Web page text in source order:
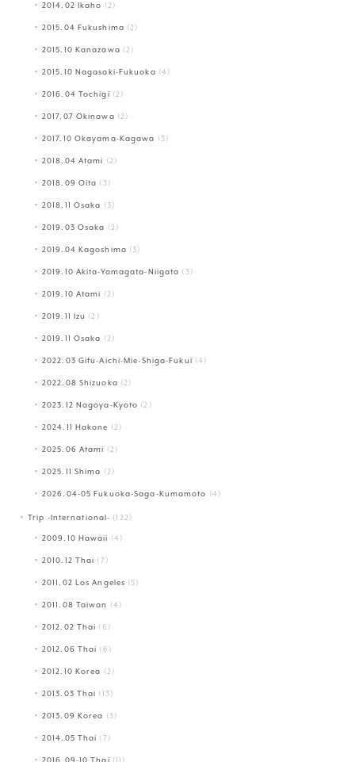
2014.02 Ikaho (2)
2015.04 Fukushima (2)
2015.10 Kanazawa (2)
2015.10 Nagasaki-Fukuoka (4)
2016.04 Tochigi (2)
2017.07 Okinawa (2)
2017.10 Okayama-Kagawa (3)
2018.04 Atami (2)
2018.09 Oita (3)
2018.11 Osaka (3)
2019.03 Osaka (2)
2019.04 Kagoshima (3)
2019.10 Akita-Yamagata-Niigata (3)
2019.10 Atami (2)
2019.11 Izu (2)
2019.11 Osaka (2)
2022.03 Gifu-Aichi-Mie-Shiga-Fukui (4)
2022.08 Shizuoka (2)
2023.12 Nagoya-Kyoto (2)
2024.11 Hakone (2)
2025.06 Atami (2)
2025.11 Shima (2)
2026.04-05 Fukuoka-Saga-Kumamoto (4)
Trip -International- (122)
2009.10 Hawaii (4)
2010.12 Thai (7)
2011.02 Los Angeles (5)
2011.08 Taiwan (4)
2012.02 Thai (6)
2012.06 Thai (6)
2012.10 Korea (2)
2013.03 Thai (13)
2013.09 Korea (3)
2014.05 Thai (7)